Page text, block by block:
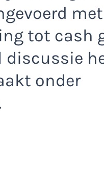
met
tot cash
discussie
onder